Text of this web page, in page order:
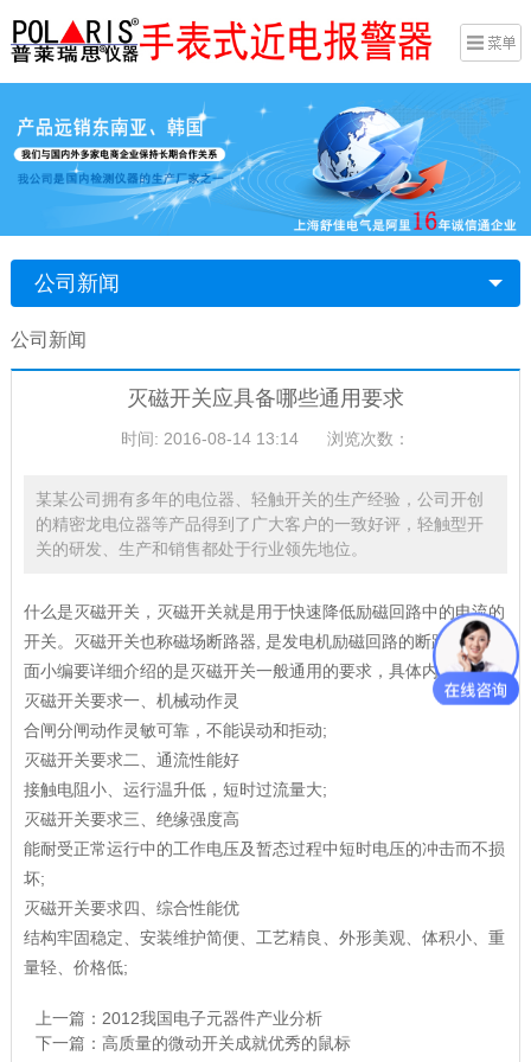
公司新闻
公司新闻
灭磁开关应具备哪些通用要求
时间: 2016-08-14 13:14 浏览次数：
某某公司拥有多年的电位器、轻触开关的生产经验，公司开创
的精密龙电位器等产品得到了广大客户的一致好评，轻触型开
关的研发、生产和销售都处于行业领先地位。
什么是灭磁开关，灭磁开关就是用于快速降低励磁回路中的电流的
开关。灭磁开关也称磁场断路器, 是发电机励磁回路的断路器。下
面小编要详细介绍的是灭磁开关一般通用的要求，具体内容如下：
灭磁开关要求一、机械动作灵
合闸分闸动作灵敏可靠，不能误动和拒动;
灭磁开关要求二、通流性能好
接触电阻小、运行温升低，短时过流量大;
灭磁开关要求三、绝缘强度高
能耐受正常运行中的工作电压及暂态过程中短时电压的冲击而不损
坏;
灭磁开关要求四、综合性能优
结构牢固稳定、安装维护简便、工艺精良、外形美观、体积小、重
量轻、价格低;
上一篇： 2012我国电子元器件产业分析
下一篇： 高质量的微动开关成就优秀的鼠标